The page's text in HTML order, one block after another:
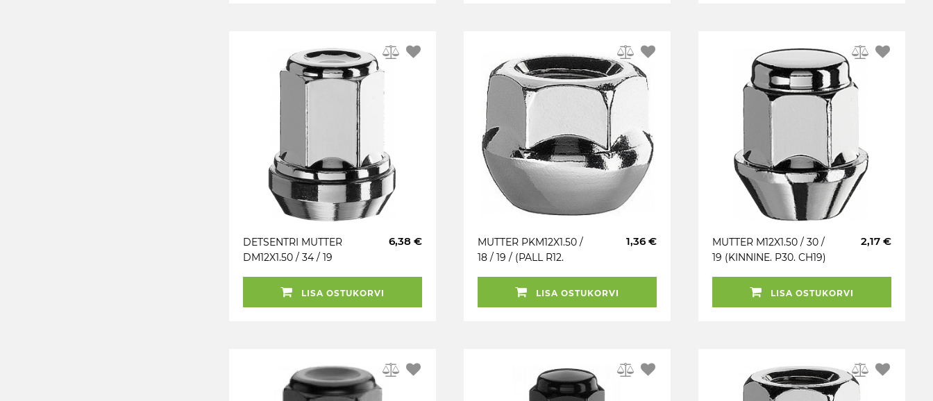
DETSENTRI MUTTER
DM12X1.50 / 34 / 19
6,38 €
LISA OSTUKORVI
MUTTER PKM12X1.50 /
18 / 19 / (PALL R12.
1,36 €
LISA OSTUKORVI
MUTTER M12X1.50 / 30 /
19 (KINNINE. P30. CH19)
2,17 €
LISA OSTUKORVI